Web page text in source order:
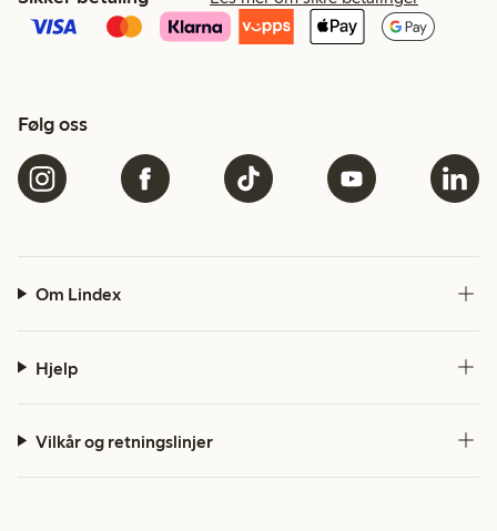
Følg oss
Om Lindex
Hjelp
Vilkår og retningslinjer